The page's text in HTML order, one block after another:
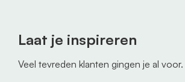
Laat je inspireren
Veel tevreden klanten gingen je al voor.